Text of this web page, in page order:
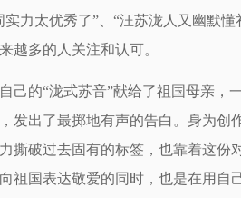
力太优秀了”、“汪苏泷人又幽默
越多的人关注和认可。
己的“泷式苏音”献给了祖国母亲，
发出了最掷地有声的告白。身为
撕破过去固有的标签，也靠着这份
祖国表达敬爱的同时，也是在用自